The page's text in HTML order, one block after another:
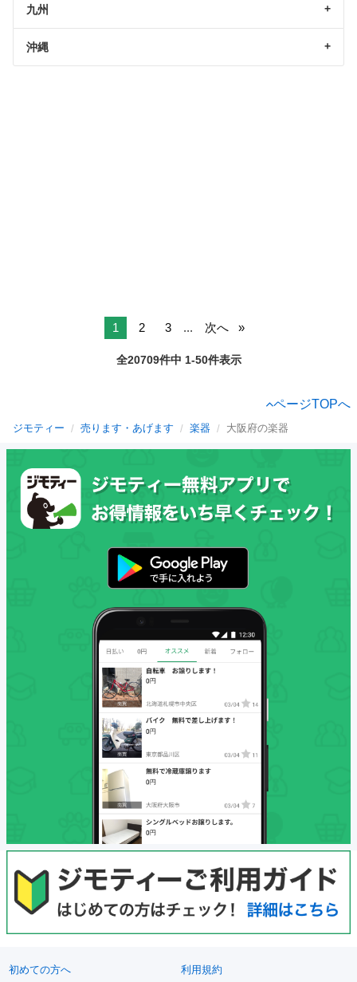
九州
沖縄
1 2 3 ... 次へ
全20709件中 1-50件表示
ページTOPへ
ジモティー 売ります・あげます 楽器 大阪府の楽器
初めての方へ 利用規約